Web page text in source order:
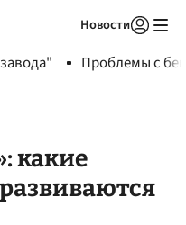
Новости
Проблемы с
какие